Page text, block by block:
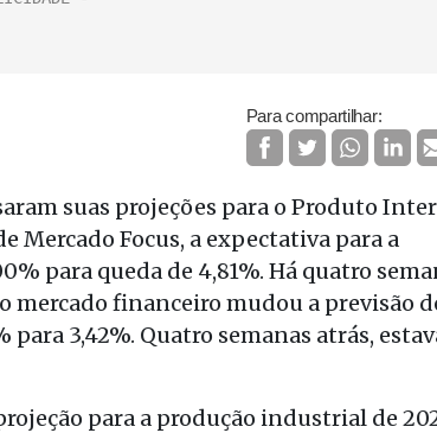
Para compartilhar:
suas projeções para o Produto
Mercado Focus, a expectativa para a
para queda de 4,81%. Há quatro
mercado financeiro mudou a previsão
3,42%. Quatro semanas atrás,
para a produção industrial de